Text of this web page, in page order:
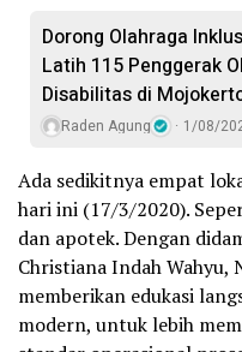
Dorong Olahraga
Latih 115 Penggerak
Disabilitas di
Raden Agung 1/08/
Ada sedikitnya empat
hari ini (17/3/2020).
dan apotek. Dengan
Christiana Indah Wahyu,
memberikan edukasi
modern, untuk lebih